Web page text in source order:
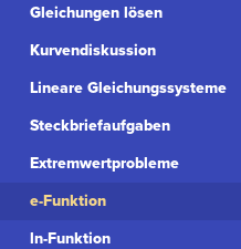
Gleichungen lösen
Kurvendiskussion
Lineare Gleichungssysteme
Steckbriefaufgaben
Extremwertprobleme
e-Funktion
ln-Funktion